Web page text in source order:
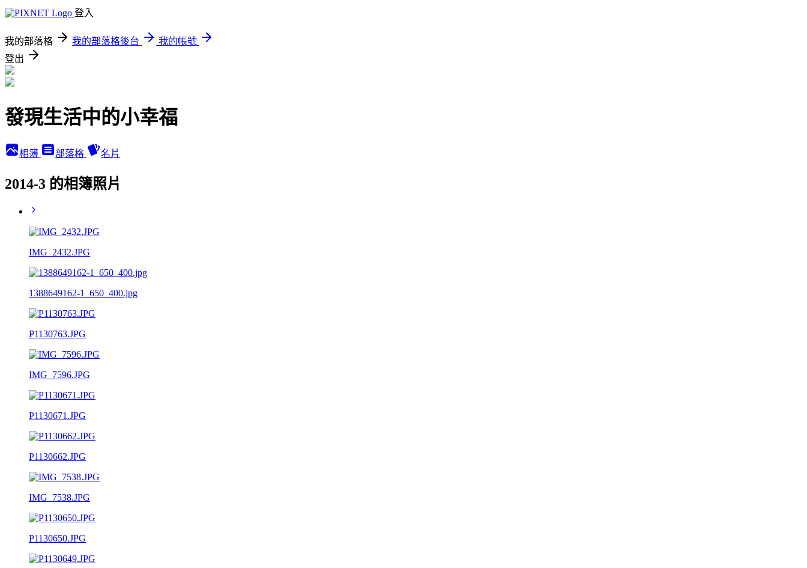
登入
我的部落格 我的部落格後台
我的帳號
登出
發現生活中的小幸福
相簿 部落格 名片
2014-3 的相簿照片
IMG_2432.JPG
1388649162-1_650_400.jpg
P1130763.JPG
IMG_7596.JPG
P1130671.JPG
P1130662.JPG
IMG_7538.JPG
P1130650.JPG